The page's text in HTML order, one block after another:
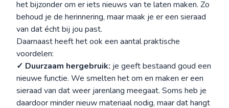
het bijzonder om er iets nieuws van te laten maken. Zo
behoud je de herinnering, maar maak je er een sieraad
van dat écht bij jou past.
Daarnaast heeft het ook een aantal praktische
voordelen:
✓ Duurzaam hergebruik: je geeft bestaand goud een
nieuwe functie. We smelten het om en maken er een
sieraad van dat weer jarenlang meegaat. Soms heb je
daardoor minder nieuw materiaal nodig, maar dat hangt